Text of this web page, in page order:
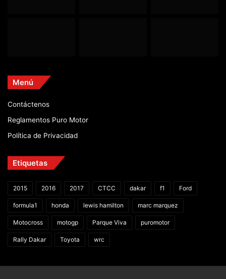
Menú
Contáctenos
Reglamentos Puro Motor
Política de Privacidad
Etiquetas
2015 2016 2017 CTCC dakar f1 Ford
formula1 honda lewis hamilton marc marquez
Motocross motogp Parque Viva puromotor
Rally Dakar Toyota wrc